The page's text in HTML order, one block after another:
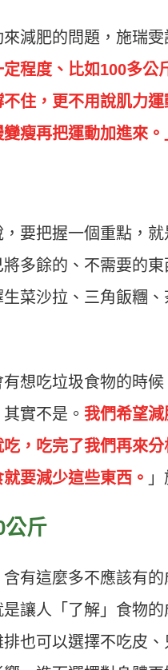
減肥的問題，施瑞
定程度、比如100多
住，更不用說肌力
瘦再把運動加進來。
要把握一個重點，
多餘的、不需要的
菜沙拉、三角飯糰
有想吃垃圾食物的時
實不是。 我們希望
，吃完了我們再來
要減少這些東西。
公斤
有這麼多不應該有
讓人「了解」食物
也可以選擇不吃皮